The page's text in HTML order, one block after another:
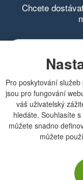
Pro poskytování
jsou pro fungování
váš uživatelský
hledáte. Souhlasíte
můžete snadno
můžete
Chcete
Rychlá navigace
Obchodní podmínky
Zásady ochrany